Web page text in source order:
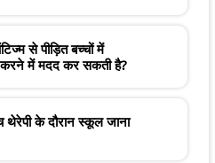
से पीड़ित बच्चों में
करने में मदद कर सकती है?
थेरेपी के दौरान स्कूल जाना